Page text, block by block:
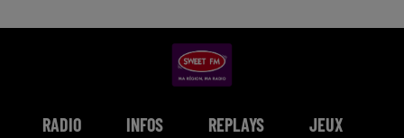
RADIO INFOS REPLAYS JEUX